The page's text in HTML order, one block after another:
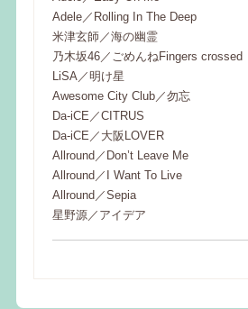
Adele／Rolling In The Deep
米津玄師／海の幽霊
乃木坂46／ごめんねFingers crossed
LiSA／明け星
Awesome City Club／勿忘
Da-iCE／CITRUS
Da-iCE／大阪LOVER
Allround／Don’t Leave Me
Allround／I Want To Live
Allround／Sepia
星野源／アイデア